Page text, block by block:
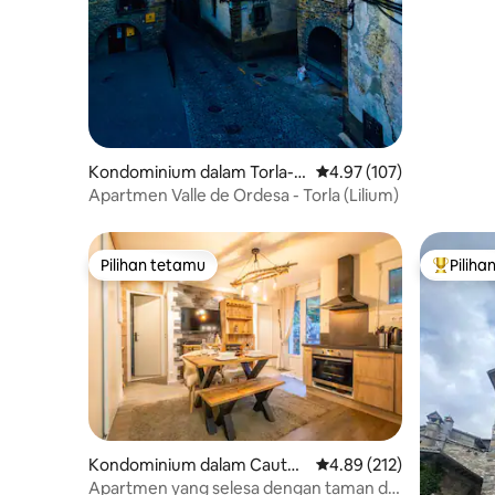
Kondominium dalam Torla-O
rdesa
Penarafan purata 4.97
4.97 (107)
Apartmen Valle de Ordesa - Torla (Lilium)
Pilihan tetamu
Pilihan tetamu
Kondominium dalam Cauter
ets
Penarafan purata 4.89
4.89 (212)
Apartmen yang selesa dengan taman di
Pilihan